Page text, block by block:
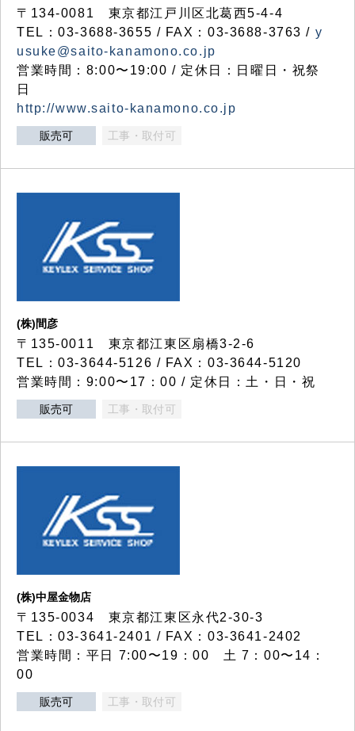
〒134-0081 東京都江戸川区北葛西5-4-4
TEL：03-3688-3655 / FAX：03-3688-3763 / y
usuke@saito-kanamono.co.jp
営業時間：8:00〜19:00 / 定休日：日曜日・祝祭
日
http://www.saito-kanamono.co.jp
販売可 工事・取付可
(株)間彦
〒135-0011 東京都江東区扇橋3-2-6
TEL：03-3644-5126 / FAX：03-3644-5120
営業時間：9:00〜17：00 / 定休日：土・日・祝
販売可 工事・取付可
(株)中屋金物店
〒135-0034 東京都江東区永代2-30-3
TEL：03-3641-2401 / FAX：03-3641-2402
営業時間：平日 7:00〜19：00 土 7：00〜14：
00
販売可 工事・取付可